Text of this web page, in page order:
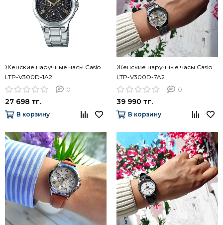
Женские наручные часы Casio
LTP-V300D-1A2
0
27 698 тг.
В корзину
Женские наручные часы Casio
LTP-V300D-7A2
0
39 990 тг.
В корзину